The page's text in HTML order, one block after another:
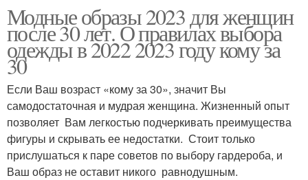
Модные образы 2023 для женщин
после 30 лет. О правилах выбора
одежды в 2022 2023 году кому за
30
Если Ваш возраст «кому за 30», значит Вы
самодостаточная и мудрая женщина. Жизненный опыт
позволяет Вам легкостью подчеркивать преимущества
фигуры и скрывать ее недостатки. Стоит только
прислушаться к паре советов по выбору гардероба, и
Ваш образ не оставит никого равнодушным.